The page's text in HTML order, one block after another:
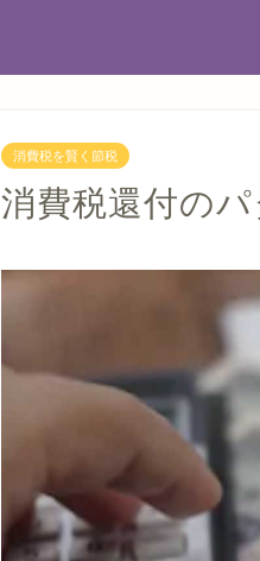
消費税を賢く節税
消費税還付の